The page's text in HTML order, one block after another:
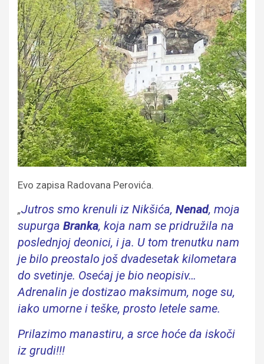
Evo zapisa Radovana Perovića.
„Jutros smo krenuli iz Nikšića, Nenad, moja
supurga Branka, koja nam se pridružila na
poslednjoj deonici, i ja. U tom trenutku nam
je bilo preostalo još dvadesetak kilometara
do svetinje. Osećaj je bio neopisiv…
Adrenalin je dostizao maksimum, noge su,
iako umorne i teške, prosto letele same.
Prilazimo manastiru, a srce hoće da iskoči
iz grudi!!!